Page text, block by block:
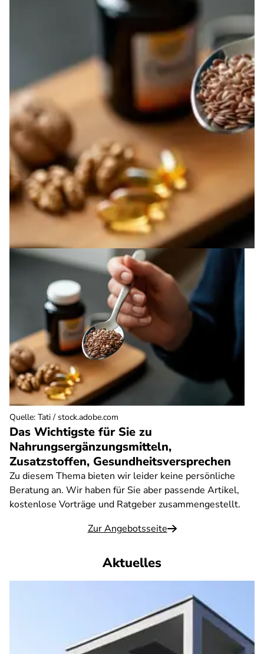
Das Wichtigste für Sie zu
Nahrungsergänzungsmitteln,
Zusatzstoffen, Gesundheitsversprechen
Zu diesem Thema bieten wir leider keine persönliche
Beratung an. Wir haben für Sie aber passende Artikel,
kostenlose Vorträge und Ratgeber zusammengestellt.
Zur Angebotsseite
Quelle: Tati / stock.adobe.com
Aktuelles